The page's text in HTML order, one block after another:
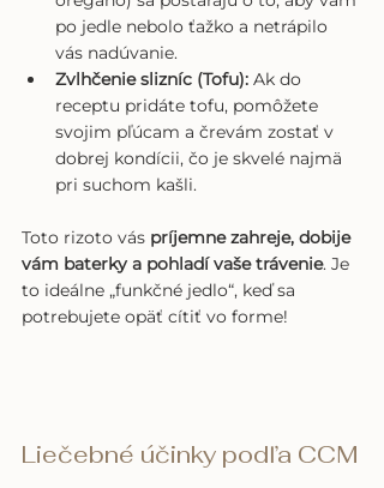
po jedle nebolo ťažko a netrápilo
vás nadúvanie.
Zvlhčenie slizníc (Tofu): Ak do
receptu pridáte tofu, pomôžete
svojim pľúcam a črevám zostať v
dobrej kondícii, čo je skvelé najmä
pri suchom kašli.
Toto rizoto vás príjemne zahreje, dobije
vám baterky a pohladí vaše trávenie. Je
to ideálne „funkčné jedlo“, keď sa
potrebujete opäť cítiť vo forme!
Liečebné účinky podľa CCM